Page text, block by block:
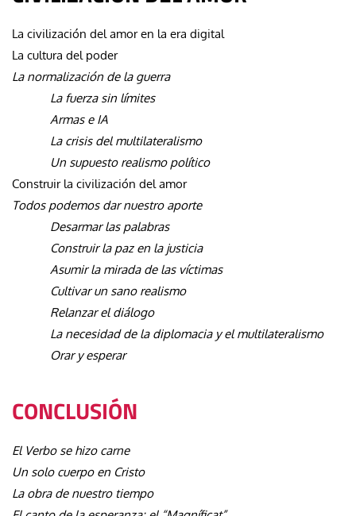
La civilización del amor en la era digital
La cultura del poder
La normalización de la guerra
La fuerza sin límites
Armas e IA
La crisis del multilateralismo
Un supuesto realismo político
Construir la civilización del amor
Todos podemos dar nuestro aporte
Desarmar las palabras
Construir la paz en la justicia
Asumir la mirada de las víctimas
Cultivar un sano realismo
Relanzar el diálogo
La necesidad de la diplomacia y el multilateralismo
Orar y esperar
CONCLUSIÓN
El Verbo se hizo carne
Un solo cuerpo en Cristo
La obra de nuestro tiempo